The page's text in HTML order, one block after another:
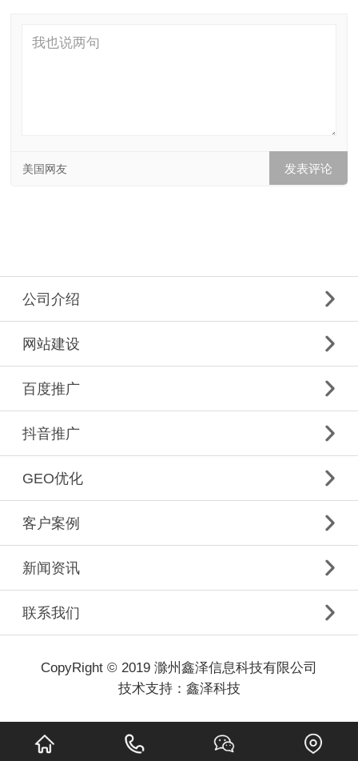
美国网友
公司介绍
网站建设
百度推广
抖音推广
GEO优化
客户案例
新闻资讯
联系我们
CopyRight © 2019 滁州鑫泽信息科技有限公司
技术支持： 鑫泽科技